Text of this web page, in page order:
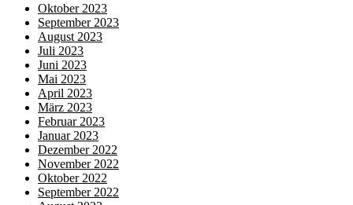
Oktober 2023
September 2023
August 2023
Juli 2023
Juni 2023
Mai 2023
April 2023
März 2023
Februar 2023
Januar 2023
Dezember 2022
November 2022
Oktober 2022
September 2022